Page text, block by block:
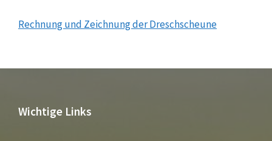
Rechnung und Zeichnung der Dreschscheune
Wichtige Links